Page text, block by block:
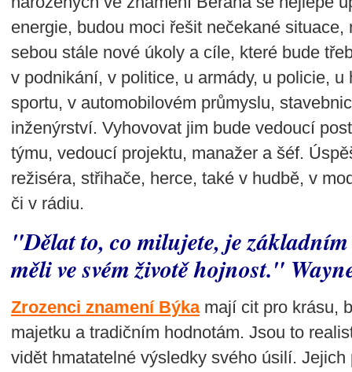
energie, budou moci řešit nečekané
sebou stále nové úkoly a cíle, které bude
v podnikání, v politice, u armády, u policie,
sportu, v automobilovém průmyslu,
inženýrství. Vyhovovat jim bude vedoucí
týmu, vedoucí projektu, manažer a šéf.
režiséra, střihače, herce, také v hudbě, v
či v rádiu.
"Dělat to, co milujete, je
měli ve svém životě hojnost."
Zrozenci znamení Býkamají cit pro krásu,
majetku a tradičním hodnotám. Jsou to
vidět hmatatelné výsledky svého úsilí.